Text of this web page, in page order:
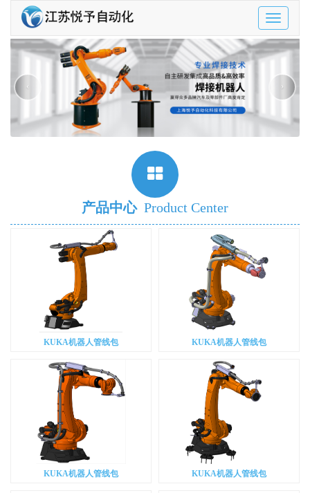
Toggle
‹ ›
产品中心 Product Center
KUKA机器人管线包 KUKA机器人管线包
KUKA机器人管线包 KUKA机器人管线包